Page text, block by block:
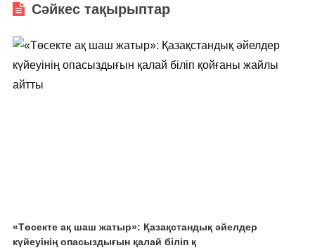
Сәйкес тақырыптар
«Төсекте ақ шаш жатыр»: Қазақстандық әйелдер
күйеуінің опасыздығын қалай біліп қ